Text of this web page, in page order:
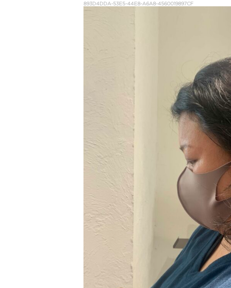
893D4DDA-53E5-44E8-A6A8-4560019897CF